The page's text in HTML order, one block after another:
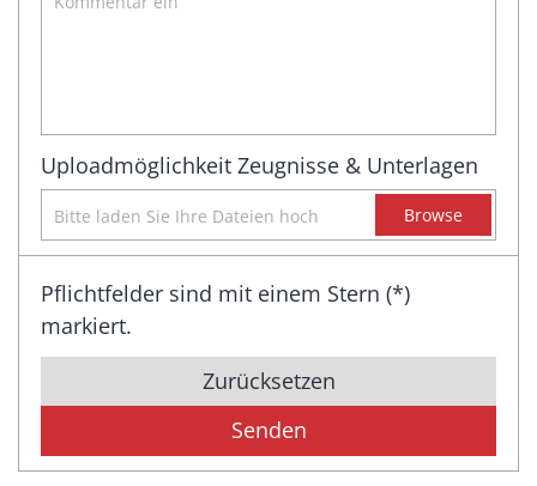
Uploadmöglichkeit Zeugnisse & Unterlagen
Browse
Uploadmöglichkeit Zeugnisse & Unterlagen
Pflichtfelder sind mit einem Stern (*)
markiert.
Zurücksetzen